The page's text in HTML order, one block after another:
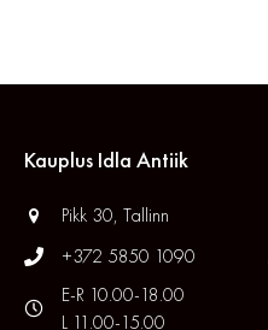
Kauplus Idla Antiik
Pikk 30, Tallinn
+372 5850 1090
E-R 10.00-18.00
L 11.00-15.00